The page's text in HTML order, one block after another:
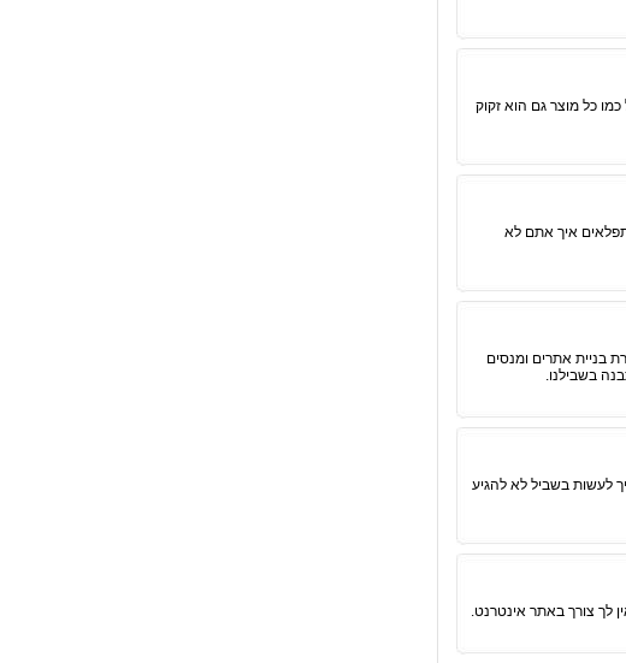
כל מוצר גם הוא זקוק
איך אתם לא
בניית אתרים ומנסים
בשבילנו.
לעשות בשביל לא להגיע
לך צורך באתר אינטרנט.